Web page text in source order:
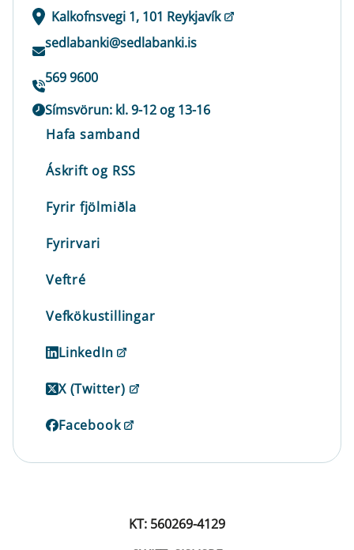
Kalkofnsvegi 1, 101 Reykjavík
sedlabanki@sedlabanki.is
569 9600
Símsvörun: kl. 9-12 og 13-16
Hafa samband
Áskrift og RSS
Fyrir fjölmiðla
Fyrirvari
Veftré
Vefkökustillingar
LinkedIn
X (Twitter)
Facebook
KT: 560269-4129